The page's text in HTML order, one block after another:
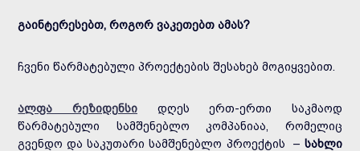
გაინტერესებთ, როგორ ვაკეთებთ ამას?
ჩვენი წარმატებული პროექტების შესახებ მოგიყვებით.
ალფა რეზიდენსიდღეს ერთ-ერთი საკმაოდ
წარმატებული სამშენებლო კომპანიაა, რომელიც
გვენდო და საკუთარი სამშენებლო პროექტის – სახლი